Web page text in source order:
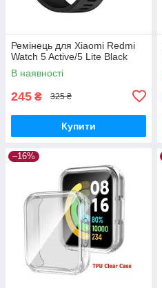
Ремінець для Xiaomi Redmi
Watch 5 Active/5 Lite Black
В наявності
245 ₴ 325 ₴
Купити
–16%